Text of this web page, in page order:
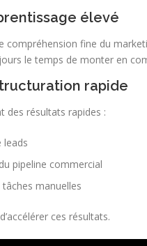
élevé
compréhension fine du
le temps de monter en
rapide
des résultats rapides :
leads
pipeline commercial
manuelles
ces résultats.